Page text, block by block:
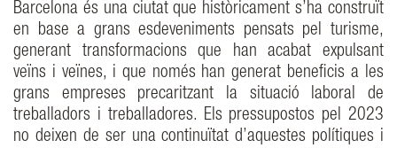
Barcelona és una ciutat que històricament s’ha construït
en base a grans esdeveniments pensats pel turisme,
generant transformacions que han acabat expulsant
veïns i veïnes, i que només han generat beneficis a les
grans empreses precaritzant la situació laboral de
treballadors i treballadores. Els pressupostos pel 2023
no deixen de ser una continuïtat d’aquestes polítiques i